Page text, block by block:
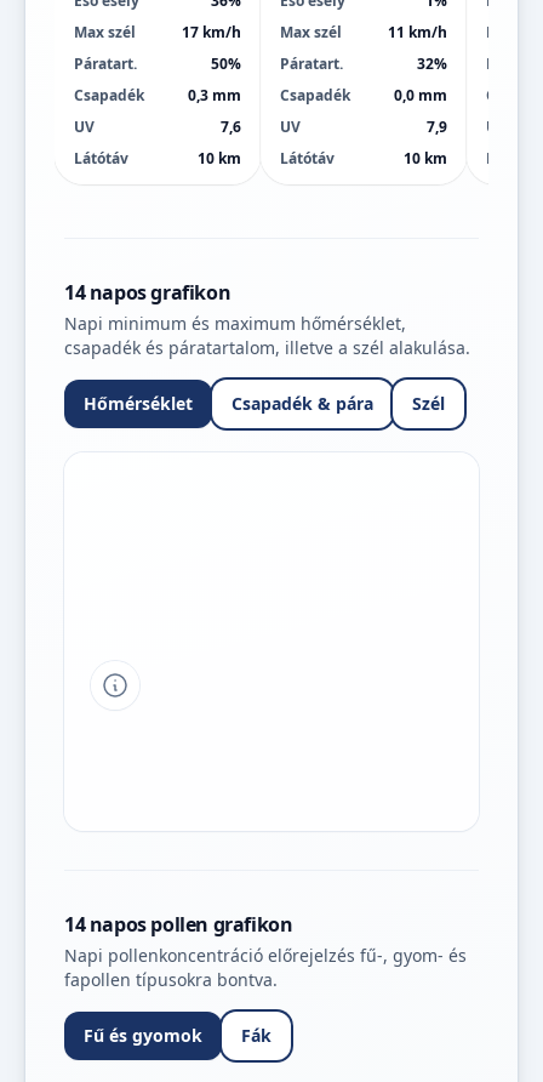
Max szél
17 km/h
Páratart.
50%
Csapadék
0,3 mm
UV
7,6
Látótáv
10 km
Max szél
11 km/h
Páratart.
32%
Csapadék
0,0 mm
UV
7,9
Látótáv
10 km
Max
UV
Látótáv
14 napos grafikon
Napi minimum és maximum hőmérséklet,
csapadék és páratartalom, illetve a szél alakulása.
Hőmérséklet Csapadék & pára Szél
Tipp a grafikon jelmagyarázatához
14 napos pollen grafikon
Napi pollenkoncentráció előrejelzés fű-, gyom- és
fapollen típusokra bontva.
Fű és gyomok Fák